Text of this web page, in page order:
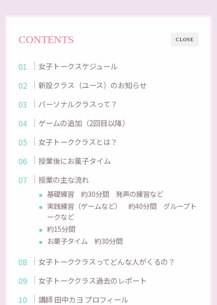
CLOSE
CONTENTS
女子トークスケジュール
新設クラス（ユース）のお知らせ
パーソナルクラスって？
ゲームの追加（2回目以降）
女子トーククラスとは？
授業後にお菓子タイム
授業の主な流れ
基礎練習 約30分間 発声の練習など
実践練習（ゲームなど） 約40分間 グループト
ークなど
約15分間
お菓子タイム 約30分間
女子トーククラスってどんな人がくるの？
女子トーククラス過去のレポート
講師 田中カヨ プロフィール